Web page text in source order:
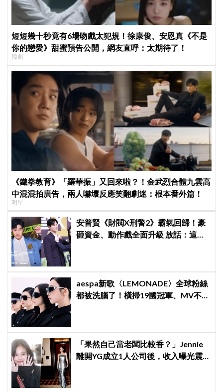
短短幾十秒竟有6場吻戲太犯規！徐康俊、安恩真《不是
你的戀愛》甜蜜預告公開，網友直呼：太期待了！
韓劇
《鐵拳教育》「羅華振」又回來啦？！金武烈合體九雲高
中混混拍廣告，兩人嚇壞反應笑翻劇迷：根本番外篇！
明星
安普賢《財閥X刑警2》霸氣回歸！豪
砸資金、動作戲全面升級 放話：這次
aespa新歌〈LEMONADE〉全球粉絲
都被洗腦了！橫掃19國冠軍、MV不到
「果然自己當老闆比較香？」Jennie
離開YG成立1人公司後，收入曝光震